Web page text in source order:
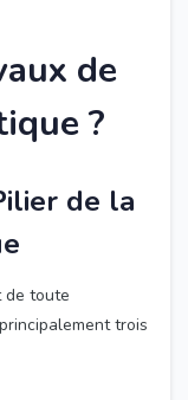
de
?
de la
de toute
trois